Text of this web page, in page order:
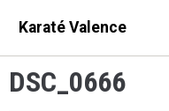
Karaté Valence
DSC_0666